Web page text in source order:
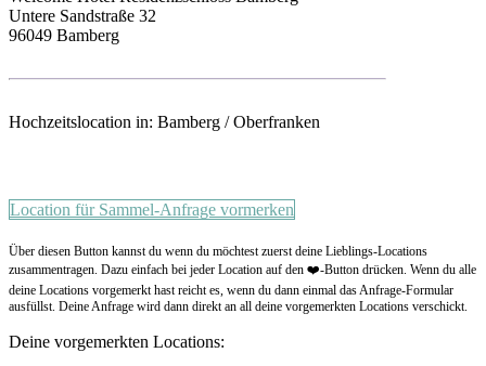
Untere Sandstraße 32
96049 Bamberg
Hochzeitslocation in: Bamberg / Oberfranken
Location für Sammel-Anfrage vormerken
Über diesen Button kannst du wenn du möchtest zuerst deine Lieblings-Locations
zusammentragen. Dazu einfach bei jeder Location auf den ❤️-Button drücken. Wenn du alle
deine Locations vorgemerkt hast reicht es, wenn du dann einmal das Anfrage-Formular
ausfüllst. Deine Anfrage wird dann direkt an all deine vorgemerkten Locations verschickt.
Deine vorgemerkten Locations: